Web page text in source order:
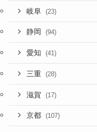
岐阜 (23)
静岡 (94)
愛知 (41)
三重 (28)
滋賀 (17)
京都 (107)